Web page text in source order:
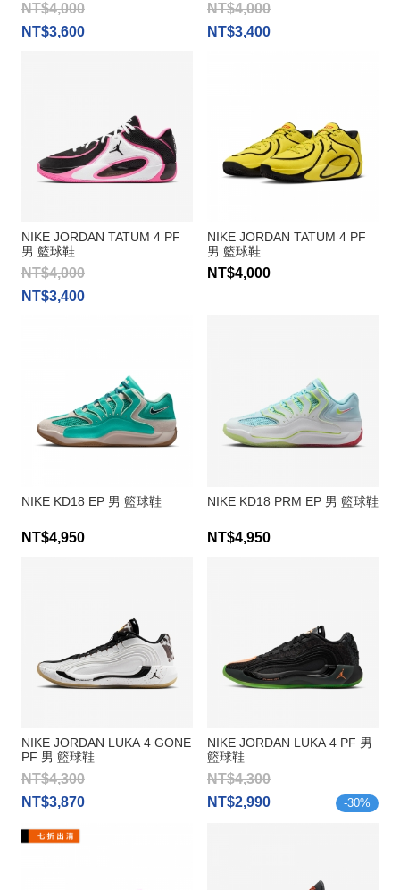
NT$4,000
NT$3,600
NT$4,000
NT$3,400
NIKE JORDAN TATUM 4 PF
男 籃球鞋
NT$4,000
NT$3,400
NIKE JORDAN TATUM 4 PF
男 籃球鞋
NT$4,000
NIKE KD18 EP 男 籃球鞋
NT$4,950
NIKE KD18 PRM EP 男 籃球鞋
NT$4,950
NIKE JORDAN LUKA 4 GONE
PF 男 籃球鞋
NT$4,300
NT$3,870
NIKE JORDAN LUKA 4 PF 男
籃球鞋
NT$4,300
NT$2,990
-30%